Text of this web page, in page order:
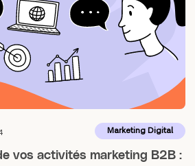
vos activités marketing B2B :
Marketing Digital